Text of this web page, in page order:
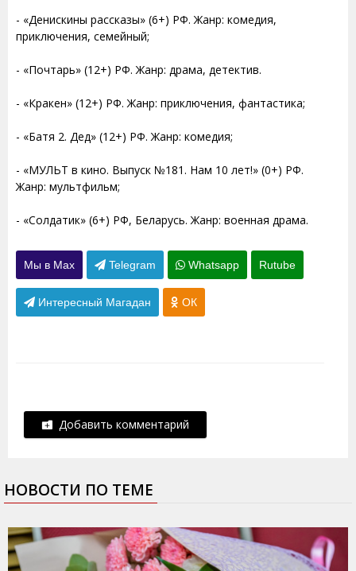
- «Денискины рассказы» (6+) РФ. Жанр: комедия,
приключения, семейный;
- «Почтарь» (12+) РФ. Жанр: драма, детектив.
- «Кракен» (12+) РФ. Жанр: приключения, фантастика;
- «Батя 2. Дед» (12+) РФ. Жанр: комедия;
- «МУЛЬТ в кино. Выпуск №181. Нам 10 лет!» (0+) РФ.
Жанр: мультфильм;
- «Солдатик» (6+) РФ, Беларусь. Жанр: военная драма.
Мы в Max Telegram Whatsapp Rutube
Интересный Магадан ОК
Добавить комментарий
НОВОСТИ ПО ТЕМЕ